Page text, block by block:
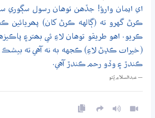
اي ايمان وارؤ! جڏهن توهان رسول سڳوري
ڪرڻ گهرو ته (ڳالهه ڪرڻ کان) پھريائين
ڪريو. اهو طريقو توهان لاءِ ئي بھتر۽
(خيرات ڪڍڻ لاءِ) ڪجهه به نه آهي ته بيشڪ
ڪندڙ ۽ وڏو رحم ڪندڙ آهي.
— عبدالسلام ڀُٽو